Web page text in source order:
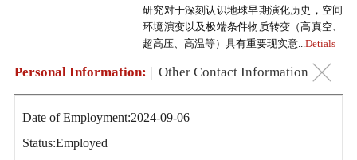
研究对于深刻认识地球早期演化历史，空间
环境演变以及极端条件物质转变（高真空、
超高压、高温等）具有重要现实意...Detials
Personal Information: | Other Contact Information
Date of Employment:2024-09-06
Status:Employed